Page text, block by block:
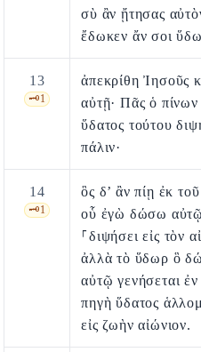
σὺ ἂν ᾔτησας
ἔδωκεν ἄν σοι
13
🗝️1
ἀπεκρίθη Ἰησοῦς
αὐτῇ· Πᾶς ὁ πίνων
ὕδατος τούτου
πάλιν·
14
🗝️1
ὃς δ’ ἂν πίῃ ἐκ
οὗ ἐγὼ δώσω
⸀διψήσει εἰς τὸν
ἀλλὰ τὸ ὕδωρ ὃ
αὐτῷ γενήσεται
πηγὴ ὕδατος
εἰς ζωὴν αἰώνιον.